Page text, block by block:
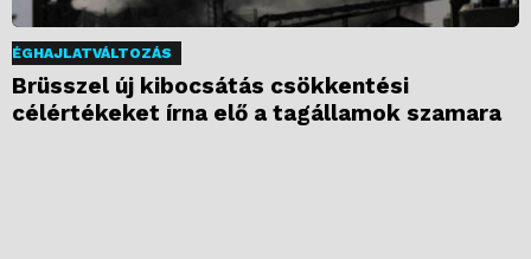
ÉGHAJLATVÁLTOZÁS
Brüsszel új kibocsátás csökkentési
célértékeket írna elő a tagállamok szamara